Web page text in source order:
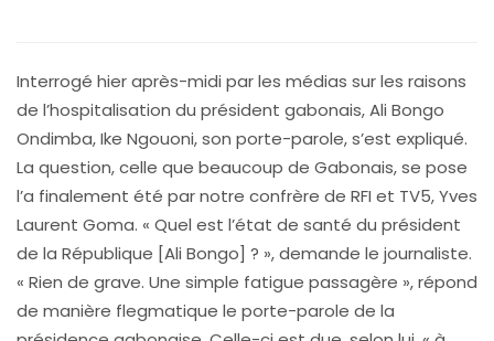
Interrogé hier après-midi par les médias sur les raisons
de l’hospitalisation du président gabonais, Ali Bongo
Ondimba, Ike Ngouoni, son porte-parole, s’est expliqué.
La question, celle que beaucoup de Gabonais, se pose
l’a finalement été par notre confrère de RFI et TV5, Yves
Laurent Goma. « Quel est l’état de santé du président
de la République [Ali Bongo] ? », demande le journaliste.
« Rien de grave. Une simple fatigue passagère », répond
de manière flegmatique le porte-parole de la